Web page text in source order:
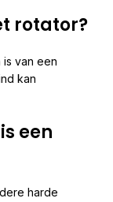
rotator?
van een
kan
een
harde